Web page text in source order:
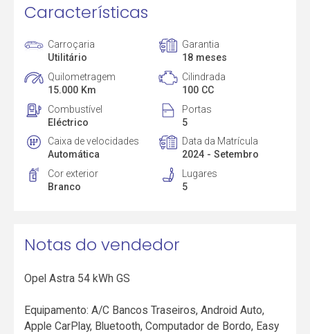
Características
Carroçaria
Utilitário
Garantia
18 meses
Quilometragem
15.000 Km
Cilindrada
100 CC
Combustível
Eléctrico
Portas
5
Caixa de velocidades
Automática
Data da Matrícula
2024 - Setembro
Cor exterior
Branco
Lugares
5
Notas do vendedor
Opel Astra 54 kWh GS
Equipamento: A/C Bancos Traseiros, Android Auto,
Apple CarPlay, Bluetooth, Computador de Bordo, Easy